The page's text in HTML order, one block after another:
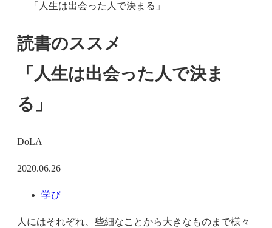
「人生は出会った人で決まる」
読書のススメ
「人生は出会った人で決ま
る」
DoLA
2020.06.26
学び
人にはそれぞれ、些細なことから大きなものまで様々